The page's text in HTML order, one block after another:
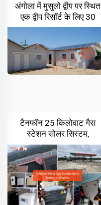
अंगोला में मुसुलो द्वीप पर स्थित
एक द्वीप रिसॉर्ट के लिए 30
किलोवाट ऑफ ग्रिड सोलर
टैनफॉन 25 किलोवाट गैस
स्टेशन सोलर सिस्टम,
नाइजीरिया